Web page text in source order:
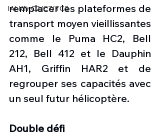
IAI Kfir C2/C7/TC2
remplacer les plateformes de
transport moyen vieillissantes
comme le Puma HC2, Bell
212, Bell 412 et le Dauphin
AH1, Griffin HAR2 et de
regrouper ses capacités avec
un seul futur hélicoptère.
Double défi